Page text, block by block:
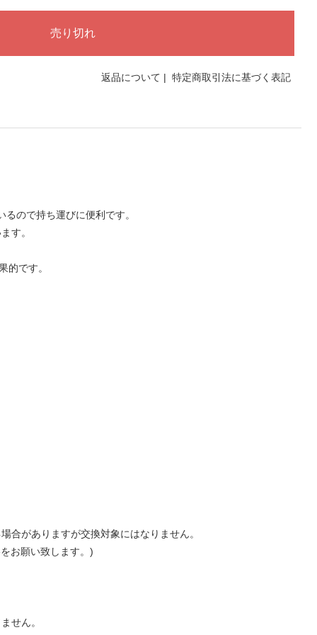
返品について | 特定商取引法に基づく表記
ので持ち運びに便利です。
す。
的です。
合がありますが交換対象にはなりません。
お願い致します。)
せん。